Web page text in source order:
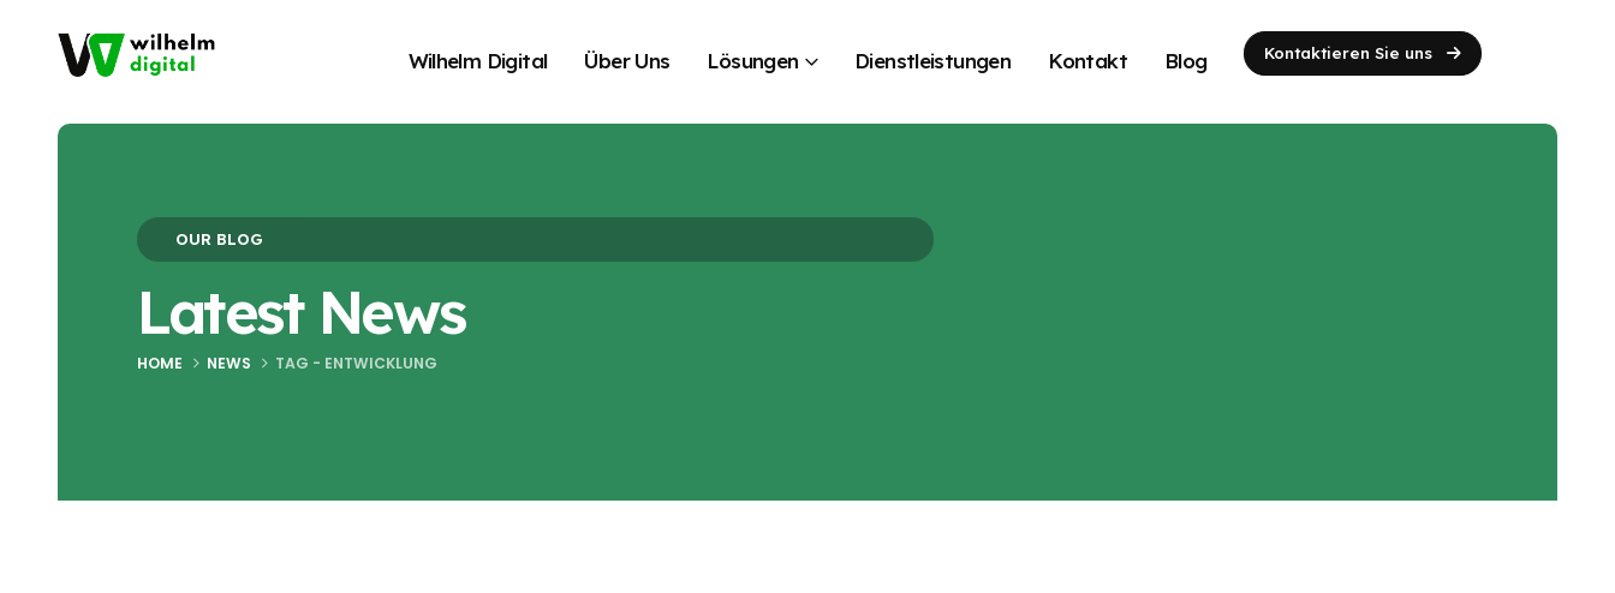
Wilhelm Digital Über Uns Lösungen Dienstleistungen Kontakt Blog Kontaktieren Sie uns
OUR BLOG
Latest News
HOME NEWS TAG - ENTWICKLUNG
Blog Archive